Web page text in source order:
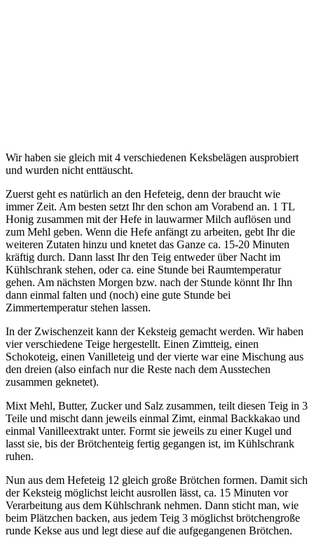
Wir haben sie gleich mit 4 verschiedenen Keksbelägen ausprobiert
und wurden nicht enttäuscht.
Zuerst geht es natürlich an den Hefeteig, denn der braucht wie
immer Zeit. Am besten setzt Ihr den schon am Vorabend an. 1 TL
Honig zusammen mit der Hefe in lauwarmer Milch auflösen und
zum Mehl geben. Wenn die Hefe anfängt zu arbeiten, gebt Ihr die
weiteren Zutaten hinzu und knetet das Ganze ca. 15-20 Minuten
kräftig durch. Dann lasst Ihr den Teig entweder über Nacht im
Kühlschrank stehen, oder ca. eine Stunde bei Raumtemperatur
gehen. Am nächsten Morgen bzw. nach der Stunde könnt Ihr Ihn
dann einmal falten und (noch) eine gute Stunde bei
Zimmertemperatur stehen lassen.
In der Zwischenzeit kann der Keksteig gemacht werden. Wir haben
vier verschiedene Teige hergestellt. Einen Zimtteig, einen
Schokoteig, einen Vanilleteig und der vierte war eine Mischung aus
den dreien (also einfach nur die Reste nach dem Ausstechen
zusammen geknetet).
Mixt Mehl, Butter, Zucker und Salz zusammen, teilt diesen Teig in 3
Teile und mischt dann jeweils einmal Zimt, einmal Backkakao und
einmal Vanilleextrakt unter. Formt sie jeweils zu einer Kugel und
lasst sie, bis der Brötchenteig fertig gegangen ist, im Kühlschrank
ruhen.
Nun aus dem Hefeteig 12 gleich große Brötchen formen. Damit sich
der Keksteig möglichst leicht ausrollen lässt, ca. 15 Minuten vor
Verarbeitung aus dem Kühlschrank nehmen. Dann sticht man, wie
beim Plätzchen backen, aus jedem Teig 3 möglichst brötchengroße
runde Kekse aus und legt diese auf die aufgegangenen Brötchen.